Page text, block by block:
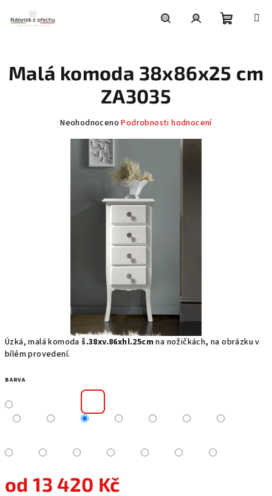
obsah
košík
Úzká, malá komodaš.38xv.86xhl.25cmna nožičkách, na obrázku v
bílém provedení.
BARVA
od13 420 Kč
Malá komoda 38x86x25 cm
ZA3035
Průměrné
produktu
Neohodnoceno Podrobnosti hodnocení